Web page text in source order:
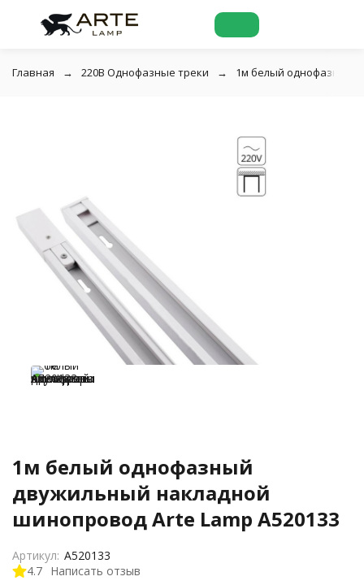
Главная 220В Однофазные треки 1м белый однофазный
1м белый однофазный
двужильный накладной
шинопровод Arte Lamp A520133
4.7 Написать отзыв
Артикул: A520133